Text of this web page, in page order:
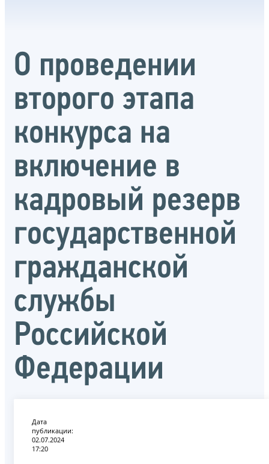
О проведении
второго этапа
конкурса на
включение в
кадровый резерв
государственной
гражданской
службы
Российской
Федерации
Дата
публикации:
02.07.2024
17:20